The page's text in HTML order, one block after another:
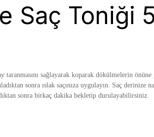
Saç Toniği
taranmasını sağlayarak koparak dökülmelerin önüne
sonra ıslak saçınıza uygulayın. Saç derinize
sonra birkaç dakika bekletip durulayabilirsiniz.